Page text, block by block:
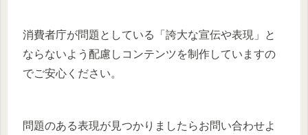
消費者庁が問題としている「誇大な宣伝や表現」と
ならないよう配慮しコンテンツを制作していますの
でご安心ください。
問題のある表現が見つかりましたらお問い合わせよ